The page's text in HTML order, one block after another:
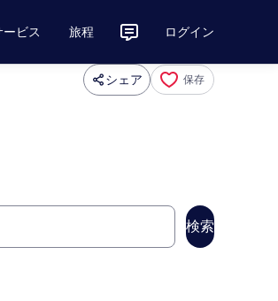
ビス 旅程 ログイン
シェア 保存
検索